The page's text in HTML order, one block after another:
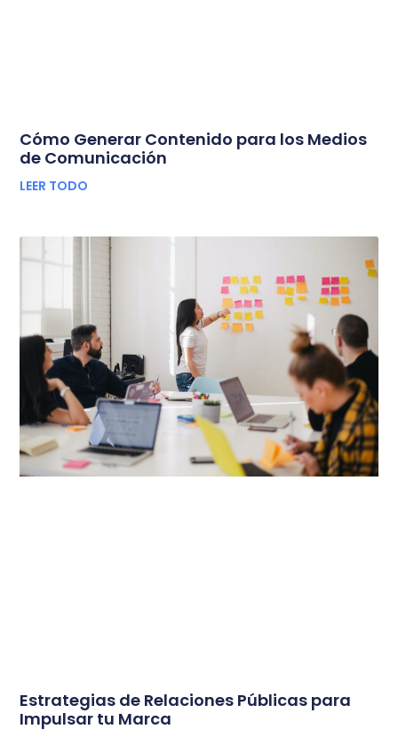
Cómo Generar Contenido para los Medios
de Comunicación
LEER TODO
Estrategias de Relaciones Públicas para
Impulsar tu Marca